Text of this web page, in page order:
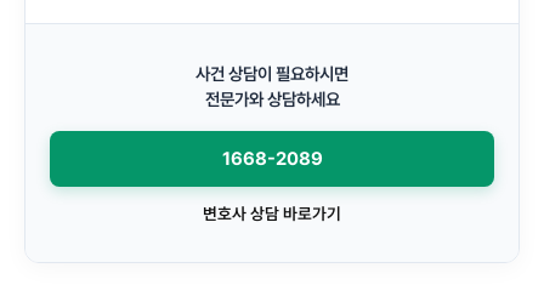
사건 상담이 필요하시면
전문가와 상담하세요
1668-2089
변호사 상담 바로가기